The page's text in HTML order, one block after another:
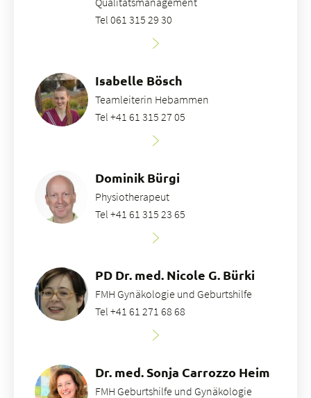
Tel 061 315 29 30
Isabelle Bösch
Teamleiterin Hebammen
Tel +41 61 315 27 05
Dominik Bürgi
Physiotherapeut
Tel +41 61 315 23 65
PD Dr. med. Nicole G. Bürki
FMH Gynäkologie und Geburtshilfe
Tel +41 61 271 68 68
Dr. med. Sonja Carrozzo Heim
FMH Geburtshilfe und Gynäkologie